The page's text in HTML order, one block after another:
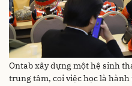
Ontab xây dựng một hệ sinh
trung tâm, coi việc học là